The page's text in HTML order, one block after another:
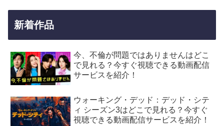
新着作品
今、不倫が問題ではありませんはどこ
で見れる？今すぐ視聴できる動画配信
サービスを紹介！
ウォーキング・デッド：デッド・シテ
ィ シーズン3はどこで見れる？今すぐ
視聴できる動画配信サービスを紹介！